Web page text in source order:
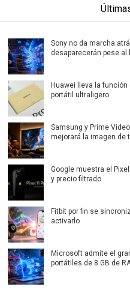
Sony no da marcha
desaparecerán pese al
Huawei lleva la función
portátil ultraligero
Samsung y Prime
mejorará la imagen de
Google muestra el
y precio filtrado
Fitbit por fin se
activarlo
Microsoft admite el
portátiles de 8 GB de